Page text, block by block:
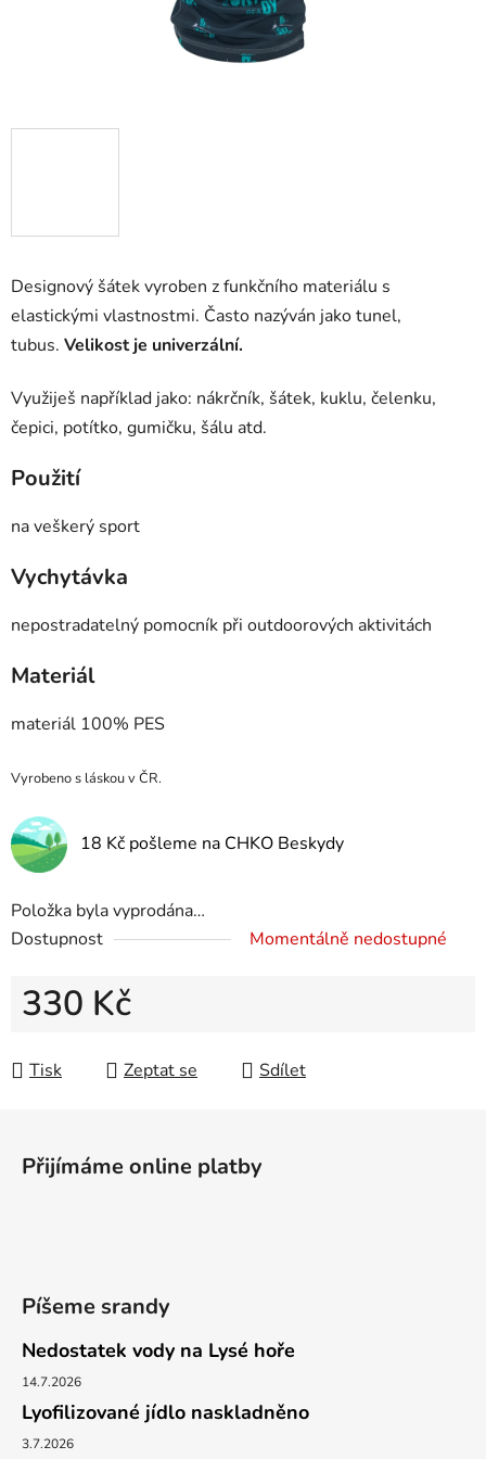
Designový šátek vyroben z funkčního materiálu s
elastickými vlastnostmi. Často nazýván jako tunel,
tubus. Velikost je univerzální.
Využiješ například jako: nákrčník, šátek, kuklu, čelenku,
čepici, potítko, gumičku, šálu atd.
Použití
na veškerý sport
Vychytávka
nepostradatelný pomocník při outdoorových aktivitách
Materiál
materiál 100% PES
Vyrobeno s láskou v ČR.
18 Kč pošleme na CHKO Beskydy
Položka byla vyprodána…
Dostupnost
Momentálně nedostupné
330 Kč
Tisk
Zeptat se Sdílet
Přijímáme online platby
Píšeme srandy
Nedostatek vody na Lysé hoře
14.7.2026
Lyofilizované jídlo naskladněno
3.7.2026